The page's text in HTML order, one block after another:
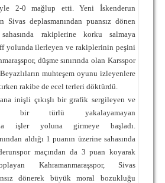
VİDEOLAR
2-0 mağlup etti. Yeni İskenderun
Sivas deplasmanından puansız dönen
sahasında rakiplerine korku salmaya
yolunda ilerleyen ve rakiplerinin peşini
düşme sınırında olan Karsspor
Beyazlıların muhteşem oyunu izleyenlere
rakibe de ecel terleri döktürdü.
inişli çıkışlı bir grafik sergileyen ve
bir türlü yakalayamayan
işler yoluna girmeye başladı.
aldığı 1 puanın üzerine sahasında
maçından da 3 puan koyarak
Kahramanmaraşspor, Sivas
dönerek büyük moral bozukluğu